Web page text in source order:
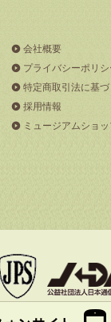
会社概要
プライバシーポリシ
特定商取引法に基
採用情報
ミュージアムショ